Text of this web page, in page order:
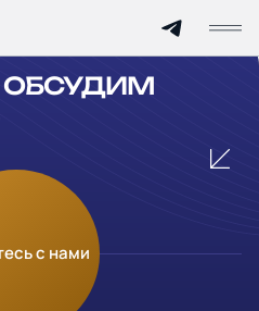
with page 'detail'
ОБСУДИМ
с нами
и мы свяжемся с вами в